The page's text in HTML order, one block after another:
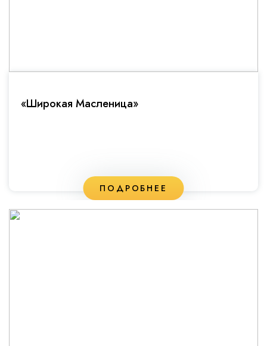
«Широкая Масленица»
ПОДРОБНЕЕ